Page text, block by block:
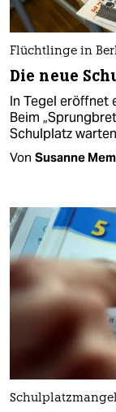
Flüchtlinge in
Die neue
In Tegel eröffnet
Beim
Schulplatz
Von Susanne